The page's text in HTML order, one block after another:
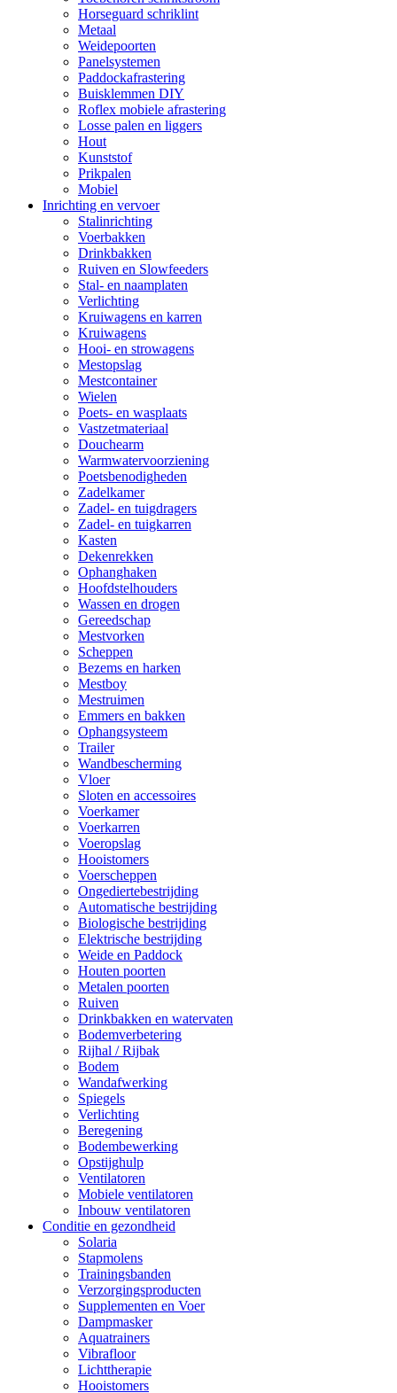
Horseguard schriklint
Metaal
Weidepoorten
Panelsystemen
Paddockafrastering
Buisklemmen DIY
Roflex mobiele afrastering
Losse palen en liggers
Hout
Kunststof
Prikpalen
Mobiel
Inrichting en vervoer
Stalinrichting
Voerbakken
Drinkbakken
Ruiven en Slowfeeders
Stal- en naamplaten
Verlichting
Kruiwagens en karren
Kruiwagens
Hooi- en strowagens
Mestopslag
Mestcontainer
Wielen
Poets- en wasplaats
Vastzetmateriaal
Douchearm
Warmwatervoorziening
Poetsbenodigheden
Zadelkamer
Zadel- en tuigdragers
Zadel- en tuigkarren
Kasten
Dekenrekken
Ophanghaken
Hoofdstelhouders
Wassen en drogen
Gereedschap
Mestvorken
Scheppen
Bezems en harken
Mestboy
Mestruimen
Emmers en bakken
Ophangsysteem
Trailer
Wandbescherming
Vloer
Sloten en accessoires
Voerkamer
Voerkarren
Voeropslag
Hooistomers
Voerscheppen
Ongediertebestrijding
Automatische bestrijding
Biologische bestrijding
Elektrische bestrijding
Weide en Paddock
Houten poorten
Metalen poorten
Ruiven
Drinkbakken en watervaten
Bodemverbetering
Rijhal / Rijbak
Bodem
Wandafwerking
Spiegels
Verlichting
Beregening
Bodembewerking
Opstijghulp
Ventilatoren
Mobiele ventilatoren
Inbouw ventilatoren
Conditie en gezondheid
Solaria
Stapmolens
Trainingsbanden
Verzorgingsproducten
Supplementen en Voer
Dampmasker
Aquatrainers
Vibrafloor
Lichttherapie
Hooistomers